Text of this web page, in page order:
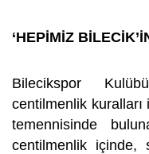
‘HEPİMİZ
Bilecikspor
centilmenlik kuralları
temennisinde
centilmenlik içinde,